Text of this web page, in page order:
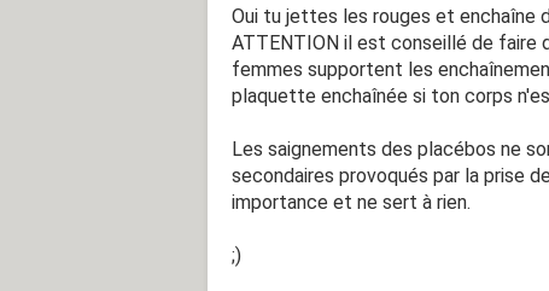
Oui tu jettes les rouges et enchaîne
ATTENTION il est conseillé de faire
femmes supportent les
plaquette enchaînée si ton corps
Les saignements des placébos ne
secondaires provoqués par la prise
importance et ne sert à rien.
;)